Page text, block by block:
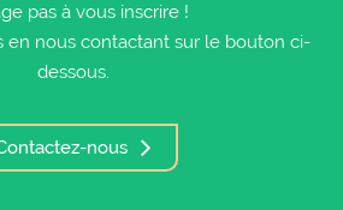
pas à vous inscrire !
en nous contactant sur le bouton ci-
dessous.
nous